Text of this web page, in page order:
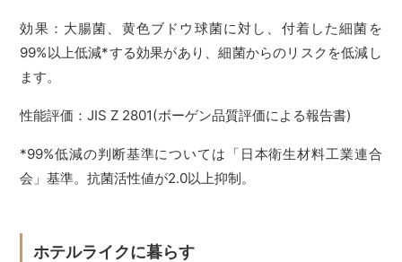
効果：大腸菌、黄色ブドウ球菌に対し、付着した細菌を
99%以上低減*する効果があり、細菌からのリスクを低減し
ます。
性能評価：JIS Z 2801(ボーゲン品質評価による報告書)
*99%低減の判断基準については「日本衛生材料工業連合
会」基準。抗菌活性値が2.0以上抑制。
ホテルライクに暮らす